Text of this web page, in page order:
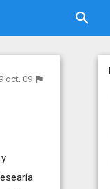
oct. 09